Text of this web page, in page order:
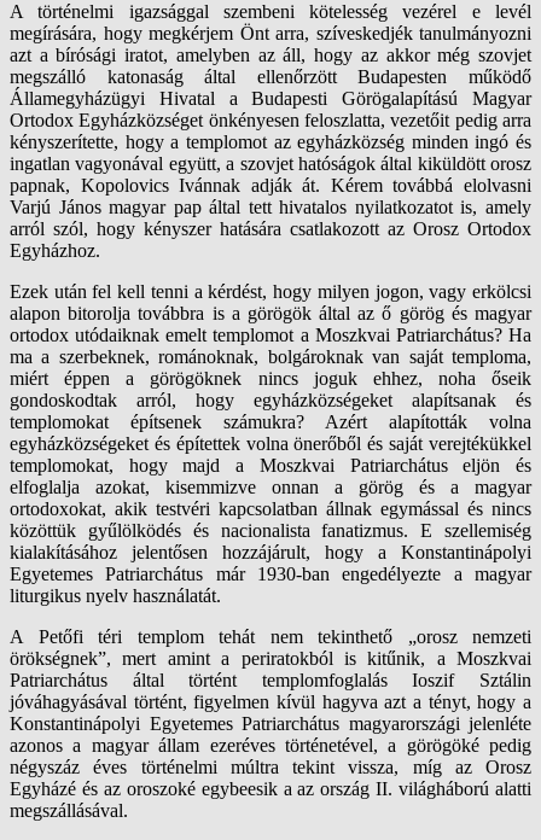
A történelmi igazsággal szembeni kötelesség vezérel e levél
megírására, hogy megkérjem Önt arra, szíveskedjék tanulmányozni
azt a bírósági iratot, amelyben az áll, hogy az akkor még szovjet
megszálló katonaság által ellenőrzött Budapesten működő
Államegyházügyi Hivatal a Budapesti Görögalapítású Magyar
Ortodox Egyházközséget önkényesen feloszlatta, vezetőit pedig arra
kényszerítette, hogy a templomot az egyházközség minden ingó és
ingatlan vagyonával együtt, a szovjet hatóságok által kiküldött orosz
papnak, Kopolovics Ivánnak adják át. Kérem továbbá elolvasni
Varjú János magyar pap által tett hivatalos nyilatkozatot is, amely
arról szól, hogy kényszer hatására csatlakozott az Orosz Ortodox
Egyházhoz.
Ezek után fel kell tenni a kérdést, hogy milyen jogon, vagy erkölcsi
alapon bitorolja továbbra is a görögök által az ő görög és magyar
ortodox utódaiknak emelt templomot a Moszkvai Patriarchátus? Ha
ma a szerbeknek, románoknak, bolgároknak van saját temploma,
miért éppen a görögöknek nincs joguk ehhez, noha őseik
gondoskodtak arról, hogy egyházközségeket alapítsanak és
templomokat építsenek számukra? Azért alapították volna
egyházközségeket és építettek volna önerőből és saját verejtékükkel
templomokat, hogy majd a Moszkvai Patriarchátus eljön és
elfoglalja azokat, kisemmizve onnan a görög és a magyar
ortodoxokat, akik testvéri kapcsolatban állnak egymással és nincs
közöttük gyűlölködés és nacionalista fanatizmus. E szellemiség
kialakításához jelentősen hozzájárult, hogy a Konstantinápolyi
Egyetemes Patriarchátus már 1930-ban engedélyezte a magyar
liturgikus nyelv használatát.
A Petőfi téri templom tehát nem tekinthető „orosz nemzeti
örökségnek”, mert amint a periratokból is kitűnik, a Moszkvai
Patriarchátus által történt templomfoglalás Ioszif Sztálin
jóváhagyásával történt, figyelmen kívül hagyva azt a tényt, hogy a
Konstantinápolyi Egyetemes Patriarchátus magyarországi jelenléte
azonos a magyar állam ezeréves történetével, a görögöké pedig
négyszáz éves történelmi múltra tekint vissza, míg az Orosz
Egyházé és az oroszoké egybeesik a az ország II. világháború alatti
megszállásával.